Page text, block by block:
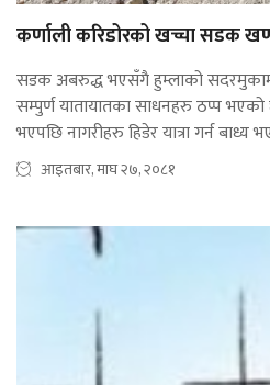
कर्णाली करिडोरको खच्चा सडक
सडक अबरुद्ध भएसँगै हुम्लाको
सम्पुर्ण यातायातका साधनहरु ठप्प
भएपछि नागरीहरु हिडेर यात्रा गर्न बाध्य
आइतबार, माघ २७, २०८१